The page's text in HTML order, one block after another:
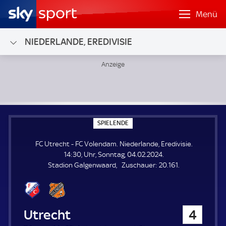
Menü
NIEDERLANDE, EREDIVISIE
SPIELENDE
P
E
L
E
N
FC Utrecht - FC Volendam. Niederlande, Eredivisie.
14:30, Uhr, Sonntag, 04.02.2024.
Stadion Galgenwaard
Zuschauer: Z
20.161.
FC Utrecht 4